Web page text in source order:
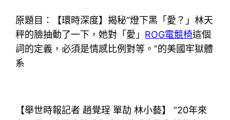
原題目：【環時深度】揭秘“燈下黑「愛？」林天
秤的臉抽動了一下，她對「愛」 ROG電競椅這個
詞的定義，必須是情感比例對等。”的美國牢獄體
系
【舉世時報記者 趙覺珵 單劼 林小藝】 “20年來